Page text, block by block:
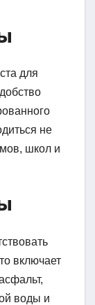
для
не
школ и
включает
воды и